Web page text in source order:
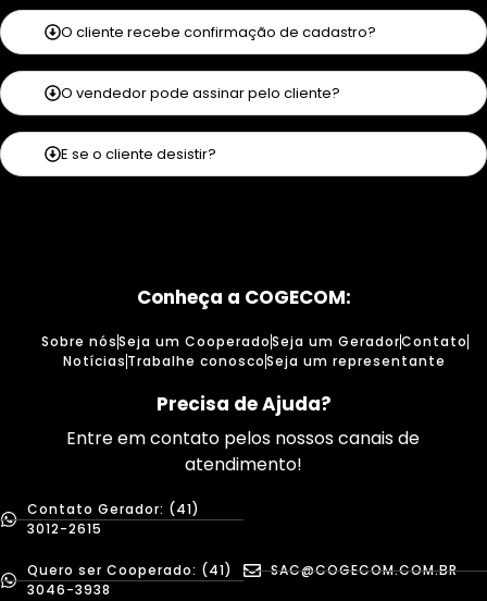
O cliente recebe confirmação de cadastro?
O vendedor pode assinar pelo cliente?
E se o cliente desistir?
Conheça a COGECOM:
Sobre nósSeja um CooperadoSeja um GeradorContato
Notícias Trabalhe conoscoSeja um representante
Precisa de Ajuda?
Entre em contato pelos nossos canais de
atendimento!
Contato Gerador: (41)
3012-2615
Quero ser Cooperado: (41)
3046-3938
SAC@COGECOM.COM.BR